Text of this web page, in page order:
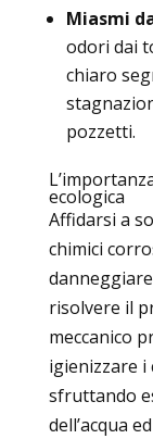
Miasmi
odori dai
chiaro
pozzetti.
ecologica
Affidarsi a
chimici
risolvere il
meccanico
igienizzare i
sfruttando
dell’acqua